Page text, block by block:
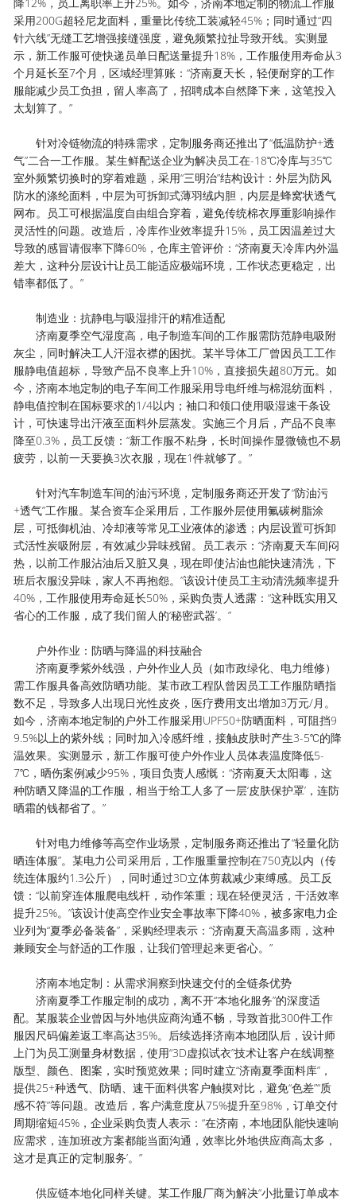
采用200G超轻尼龙面料，重量比传统工装减轻45%；同时通过“四
针六线”无缝工艺增强接缝强度，避免频繁拉扯导致开线。实测显
示，新工作服可使快递员单日配送量提升18%，工作服使用寿命从3
个月延长至7个月，区域经理算账：“济南夏天长，轻便耐穿的工作
服能减少员工负担，留人率高了，招聘成本自然降下来，这笔投入
太划算了。”
针对冷链物流的特殊需求，定制服务商还推出了“低温防护+透
气”二合一工作服。某生鲜配送企业为解决员工在-18℃冷库与35℃
室外频繁切换时的穿着难题，采用“三明治”结构设计：外层为防风
防水的涤纶面料，中层为可拆卸式薄羽绒内胆，内层是蜂窝状透气
网布。员工可根据温度自由组合穿着，避免传统棉衣厚重影响操作
灵活性的问题。改造后，冷库作业效率提升15%，员工因温差过大
导致的感冒请假率下降60%，仓库主管评价：“济南夏天冷库内外温
差大，这种分层设计让员工能适应极端环境，工作状态更稳定，出
错率都低了。”
制造业：抗静电与吸湿排汗的精准适配
济南夏季空气湿度高，电子制造车间的工作服需防范静电吸附
灰尘，同时解决工人汗湿衣襟的困扰。某半导体工厂曾因员工工作
服静电值超标，导致产品不良率上升10%，直接损失超80万元。如
今，济南本地定制的电子车间工作服采用导电纤维与棉混纺面料，
静电值控制在国标要求的1/4以内；袖口和领口使用吸湿速干条设
计，可快速导出汗液至面料外层蒸发。实施三个月后，产品不良率
降至0.3%，员工反馈：“新工作服不粘身，长时间操作显微镜也不易
疲劳，以前一天要换3次衣服，现在1件就够了。”
针对汽车制造车间的油污环境，定制服务商还开发了“防油污
+透气”工作服。某合资车企采用后，工作服外层使用氟碳树脂涂
层，可抵御机油、冷却液等常见工业液体的渗透；内层设置可拆卸
式活性炭吸附层，有效减少异味残留。员工表示：“济南夏天车间闷
热，以前工作服沾油后又脏又臭，现在即使沾油也能快速清洗，下
班后衣服没异味，家人不再抱怨。”该设计使员工主动清洗频率提升
40%，工作服使用寿命延长50%，采购负责人透露：“这种既实用又
省心的工作服，成了我们留人的‘秘密武器’。”
户外作业：防晒与降温的科技融合
济南夏季紫外线强，户外作业人员（如市政绿化、电力维修）
需工作服具备高效防晒功能。某市政工程队曾因员工工作服防晒指
数不足，导致多人出现日光性皮炎，医疗费用支出增加3万元/月。
如今，济南本地定制的户外工作服采用UPF50+防晒面料，可阻挡9
9.5%以上的紫外线；同时加入冷感纤维，接触皮肤时产生3-5℃的降
温效果。实测显示，新工作服可使户外作业人员体表温度降低5-
7℃，晒伤案例减少95%，项目负责人感慨：“济南夏天太阳毒，这
种防晒又降温的工作服，相当于给工人多了一层‘皮肤保护罩’，连防
晒霜的钱都省了。”
针对电力维修等高空作业场景，定制服务商还推出了“轻量化防
晒连体服”。某电力公司采用后，工作服重量控制在750克以内（传
统连体服约1.3公斤），同时通过3D立体剪裁减少束缚感。员工反
馈：“以前穿连体服爬电线杆，动作笨重；现在轻便灵活，干活效率
提升25%。”该设计使高空作业安全事故率下降40%，被多家电力企
业列为“夏季必备装备”，采购经理表示：“济南夏天高温多雨，这种
兼顾安全与舒适的工作服，让我们管理起来更省心。”
济南本地定制：从需求洞察到快速交付的全链条优势
济南夏季工作服定制的成功，离不开“本地化服务”的深度适
配。某服装企业曾因与外地供应商沟通不畅，导致首批300件工作
服因尺码偏差返工率高达35%。后续选择济南本地团队后，设计师
上门为员工测量身材数据，使用“3D虚拟试衣”技术让客户在线调整
版型、颜色、图案，实时预览效果；同时建立“济南夏季面料库”，
提供25+种透气、防晒、速干面料供客户触摸对比，避免“色差”“质
感不符”等问题。改造后，客户满意度从75%提升至98%，订单交付
周期缩短45%，企业采购负责人表示：“在济南，本地团队能快速响
应需求，连加班改方案都能当面沟通，效率比外地供应商高太多，
这才是真正的‘定制服务’。”
供应链本地化同样关键。某工作服厂商为解决“小批量订单成本